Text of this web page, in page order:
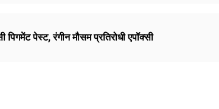
पिगमेंट पेस्ट,रंगीन मौसम प्रतिरोधी एपॉक्सी